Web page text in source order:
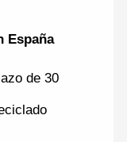
España
de 30